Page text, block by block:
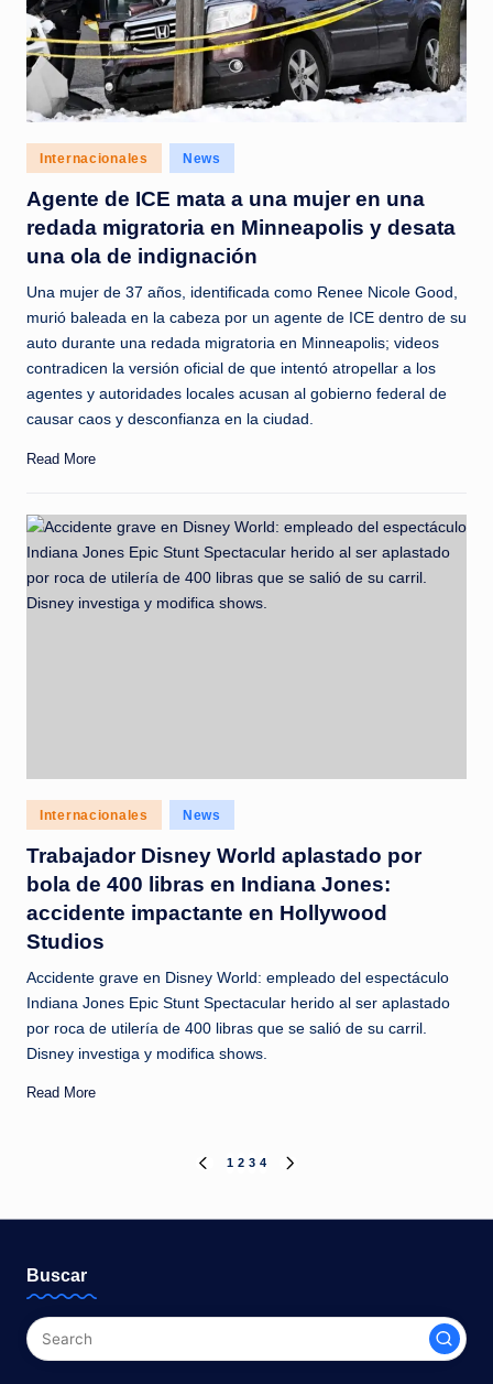
Posted
in
Internacionales News
Agente de ICE mata a una mujer en una
redada migratoria en Minneapolis y desata
una ola de indignación
Una mujer de 37 años, identificada como Renee Nicole Good,
murió baleada en la cabeza por un agente de ICE dentro de su
auto durante una redada migratoria en Minneapolis; videos
contradicen la versión oficial de que intentó atropellar a los
agentes y autoridades locales acusan al gobierno federal de
causar caos y desconfianza en la ciudad.
Read More
Posted
in
Internacionales News
Trabajador Disney World aplastado por
bola de 400 libras en Indiana Jones:
accidente impactante en Hollywood
Studios
Accidente grave en Disney World: empleado del espectáculo
Indiana Jones Epic Stunt Spectacular herido al ser aplastado
por roca de utilería de 400 libras que se salió de su carril.
Disney investiga y modifica shows.
Read More
de
entradas
PREVIOUS
1 2 3 4
Buscar